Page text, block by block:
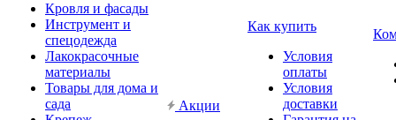
Кровля и фасады
Инструмент и
спецодежда
Лакокрасочные
материалы
Товары для дома и
сада
Акции
Как купить
Условия
оплаты
Условия
доставки